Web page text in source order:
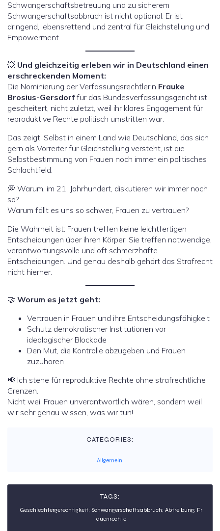
Schwangerschaftsbetreuung und zu sicherem
Schwangerschaftsabbruch ist nicht optional. Er ist
dringend, lebensrettend und zentral für Gleichstellung und
Empowerment.
💥 Und gleichzeitig erleben wir in Deutschland einen
erschreckenden Moment:
Die Nominierung der Verfassungsrechtlerin Frauke
Brosius-Gersdorffür das Bundesverfassungsgericht ist
gescheitert, nicht zuletzt, weil ihr klares Engagement für
reproduktive Rechte politisch umstritten war.
Das zeigt: Selbst in einem Land wie Deutschland, das sich
gern als Vorreiter für Gleichstellung versteht, ist die
Selbstbestimmung von Frauen noch immer ein politisches
Schlachtfeld.
💭 Warum, im 21. Jahrhundert, diskutieren wir immer noch
so?
Warum fällt es uns so schwer, Frauen zu vertrauen?
Die Wahrheit ist: Frauen treffen keine leichtfertigen
Entscheidungen über ihren Körper. Sie treffen notwendige,
verantwortungsvolle und oft schmerzhafte
Entscheidungen. Und genau deshalb gehört das Strafrecht
nicht hierher.
🤝 Worum es jetzt geht:
Vertrauen in Frauen und ihre Entscheidungsfähigkeit
Schutz demokratischer Institutionen vor
ideologischer Blockade
Den Mut, die Kontrolle abzugeben und Frauen
zuzuhören
📢 Ich stehe für reproduktive Rechte ohne strafrechtliche
Grenzen.
Nicht weil Frauen unverantwortlich wären, sondern weil
wir sehr genau wissen, was wir tun!
CATEGORIES:
Allgemein
TAGS:
Geschlechtergerechtigkeit; Schwangerschaftsabbruch; Abtreibung; Fr
auenrechte